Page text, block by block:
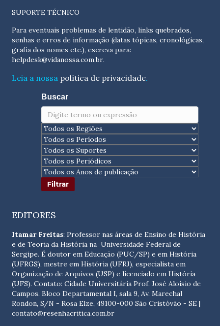
SUPORTE TÉCNICO
Para eventuais problemas de lentidão, links quebrados,
senhas e erros de informação (datas tópicas, cronológicas,
helpdesk@vidanossa.com.br.
Leia a nossa política de privacidade.
Buscar
EDITORES
Itamar Freitas: Professor nas áreas de Ensino de História
e de Teoria da História na Universidade Federal de
Sergipe. É doutor em Educação (PUC/SP) e em História
(UFRGS), mestre em História (UFRJ), especialista em
Organização de Arquivos (USP) e licenciado em História
(UFS). Contato: Cidade Universitária Prof. José Aloísio de
Campos. Bloco Departamental I, sala 9, Av. Marechal
Rondon, S/N - Rosa Elze, 49100-000 São Cristóvão - SE |
contato@resenhacritica.com.br